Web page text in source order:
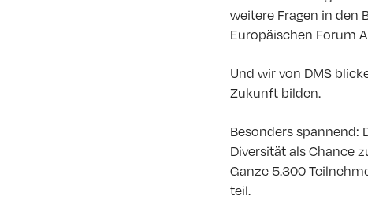
weitere Fragen in den
Europäischen Forum
Und wir von DMS
Zukunft bilden.
Besonders spannend:
Diversität als Chance
Ganze 5.300
teil.